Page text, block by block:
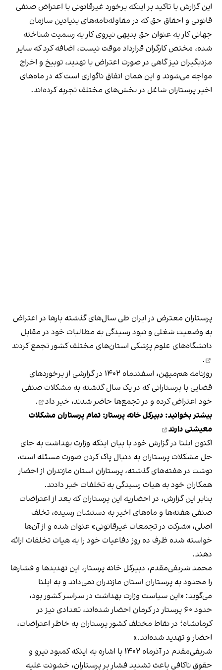
این گزارش با تاکید بر اینکه برخورد غیرقانونی با اعتراض صنفی
قانونی و احقاق حق که در مقاوله‌نامه‌های بنیادین سازمان
جهانی کار به عنوان حق بدیهی نیروی کار به رسمیت شناخته
شده، مختص کارگران قرارداد موقت نیست، اضافه کرد که سایر
مزدبگیران نیز گاهی در صورت اعتراض با تهدید، توبیخ و اخراج
مواجه می‌شوند و این همان اتفاق ناگواری‌ است که در ماه‌های
اخیر پرستاران شاغل در بخش‌های مختلف تجربه کرده‌اند.
پرستاران معترض در ایران طی سال‌های گذشته بارها در اعتراض
به وضعیت شغلی و نبود رسیدگی به مطالبات خود در مقابل
دانشگاه‌های علوم پزشکی استان‌های مختلف کشورتجمع کردند
.
روزنامه هم‌میهن، اسفندماه ۱۴۰۲ در گزارشی از برخوردهای
قضایی با پرستارانی که در یک سال گذشته به مشکلات صنفی
خود اعتراض کرده و در تجمع‌ها حاضر شدند، خبر داد
.
بیشتر بخوانید: دبیرکل خانه پرستار: تمام پرستاران مشکلات
معیشتی دارند
اکنون ایلنا در گزارش خود با بیان اینکه وزارت بهداشت به جای
حل مشکلات پرستاران به دنبال پاک کردن صورت مسئله است،
نوشت در هفته‌های گذشته، پرستاران استان مازندران از احضار
همکاران خود به هیات رسیدگی به تخلفات خبر دادند.
بنابر این گزارش، در احضاریه این پرستاران که بعد از اعتراضات
صنفی هفته‌ها و ماه‌های اخیر به دستشان رسیده، تخلف
اصلی، «شرکت در تجمعات غیرقانونی» عنوان شده و از آن‌ها
خواسته شده ظرف ده روز دفاعیات خود را به هیات تخلفات ارائه
دهند.
محمد شریفی‌مقدم، دبیرکل خانه پرستار، این تهدیدها و فشارها
را محدود به پرستاران استان مازندران نمی‌داند و به ایلنا
می‌گوید: «این سیاست وزارت بهداشت در سراسر کشور بود،
حدود ۶۰ پرستار در کرمان احضار شده‌اند، تعدادی نیز در
کرمانشاه؛ در نقاط مختلف کشور پرستاران به خاطر اعتراضات،
احضار و تهدید شده‌اند.»
شریفی‌‌مقدم در آذرماه ۱۴۰۲ با اشاره به اینکه کمبود نیرو و
حقوق ناکافی باعث تشدید فشار بر پرستاران، خشونت علیه